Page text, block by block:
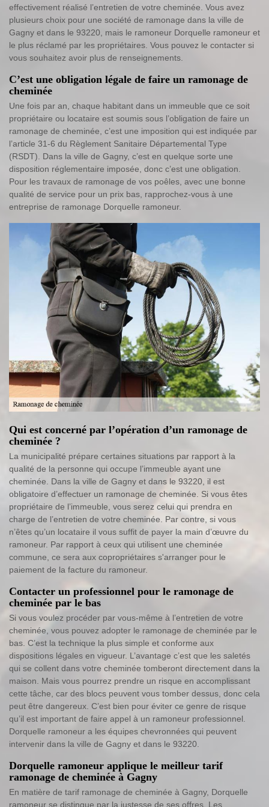
effectivement réalisé l’entretien de votre cheminée. Vous avez
plusieurs choix pour une société de ramonage dans la ville de
Gagny et dans le 93220, mais le ramoneur Dorquelle ramoneur et
le plus réclamé par les propriétaires. Vous pouvez le contacter si
vous souhaitez avoir plus de renseignements.
C’est une obligation légale de faire un ramonage de
cheminée
Une fois par an, chaque habitant dans un immeuble que ce soit
propriétaire ou locataire est soumis sous l’obligation de faire un
ramonage de cheminée, c’est une imposition qui est indiquée par
l’article 31-6 du Règlement Sanitaire Départemental Type
(RSDT). Dans la ville de Gagny, c’est en quelque sorte une
disposition réglementaire imposée, donc c’est une obligation.
Pour les travaux de ramonage de vos poêles, avec une bonne
qualité de service pour un prix bas, rapprochez-vous à une
entreprise de ramonage Dorquelle ramoneur.
Qui est concerné par l’opération d’un ramonage de
cheminée ?
La municipalité prépare certaines situations par rapport à la
qualité de la personne qui occupe l’immeuble ayant une
cheminée. Dans la ville de Gagny et dans le 93220, il est
obligatoire d’effectuer un ramonage de cheminée. Si vous êtes
propriétaire de l’immeuble, vous serez celui qui prendra en
charge de l’entretien de votre cheminée. Par contre, si vous
n’êtes qu’un locataire il vous suffit de payer la main d’œuvre du
ramoneur. Par rapport à ceux qui utilisent une cheminée
commune, ce sera aux copropriétaires s'arranger pour le
paiement de la facture du ramoneur.
Contacter un professionnel pour le ramonage de
cheminée par le bas
Si vous voulez procéder par vous-même à l’entretien de votre
cheminée, vous pouvez adopter le ramonage de cheminée par le
bas. C’est la technique la plus simple et conforme aux
dispositions légales en vigueur. L’avantage c’est que les saletés
qui se collent dans votre cheminée tomberont directement dans la
maison. Mais vous pourrez prendre un risque en accomplissant
cette tâche, car des blocs peuvent vous tomber dessus, donc cela
peut être dangereux. C’est bien pour éviter ce genre de risque
qu’il est important de faire appel à un ramoneur professionnel.
Dorquelle ramoneur a les équipes chevronnées qui peuvent
intervenir dans la ville de Gagny et dans le 93220.
Dorquelle ramoneur applique le meilleur tarif
ramonage de cheminée à Gagny
En matière de tarif ramonage de cheminée à Gagny, Dorquelle
ramoneur se distingue par la justesse de ses offres. Les